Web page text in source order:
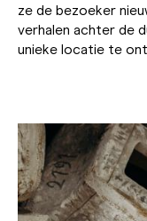
ze de bezoeker
verhalen achter de
unieke locatie te